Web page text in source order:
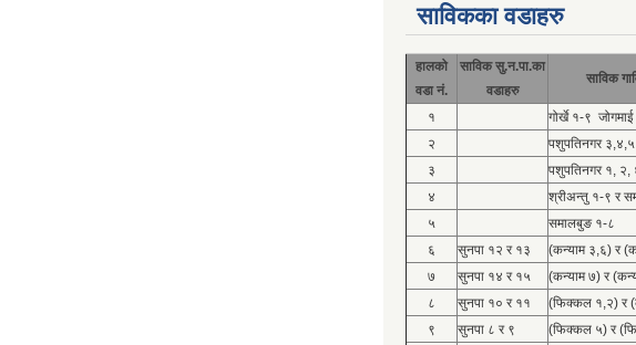
साविकका वडाहरु
हालको
वडा नं.
साविक सु.न.पा.का
वडाहरु
साविक
१
गोर्खे १-९
२
पशुपतिनगर ३,४,५
३
पशुपतिनगर १, २,
४
श्रीअन्तु १-९ र
५
समालबुङ १-८
६
सुनपा १२ र १३
(कन्याम ३,६) र
७
सुनपा १४ र १५
(कन्याम ७) र
८
सुनपा १० र ११
(फिक्कल १,२) र
९
सुनपा ८ र ९
(फिक्कल ५) र